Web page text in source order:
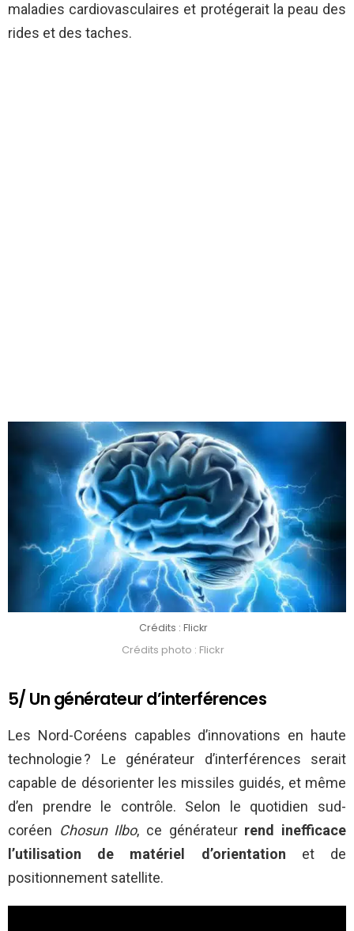
maladies cardiovasculaires et protégerait la peau des
rides et des taches.
Crédits : Flickr
Crédits photo : Flickr
5/ Un générateur d’interférences
Les Nord-Coréens capables d’innovations en haute
technologie ? Le générateur d’interférences serait
capable de désorienter les missiles guidés, et même
d’en prendre le contrôle. Selon le quotidien sud-
coréen Chosun Ilbo, ce générateur rend inefficace
l’utilisation de matériel d’orientation et de
positionnement satellite.